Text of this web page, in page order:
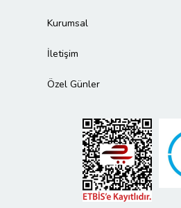
Kurumsal
İletişim
Özel Günler